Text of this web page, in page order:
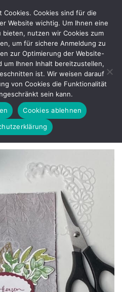
SPINNER CARD
– Muttertag und
VON
Cookies. Cookies sind für die
Website wichtig. Um Ihnen eine
bieten, nutzen wir Cookies zum
um für sichere Anmeldung zu
zur Optimierung der Website-
um Ihnen Inhalt bereitzustellen,
ist. Wir weisen darauf
von Cookies die Funktionalität
sein kann.
Cookies ablehnen